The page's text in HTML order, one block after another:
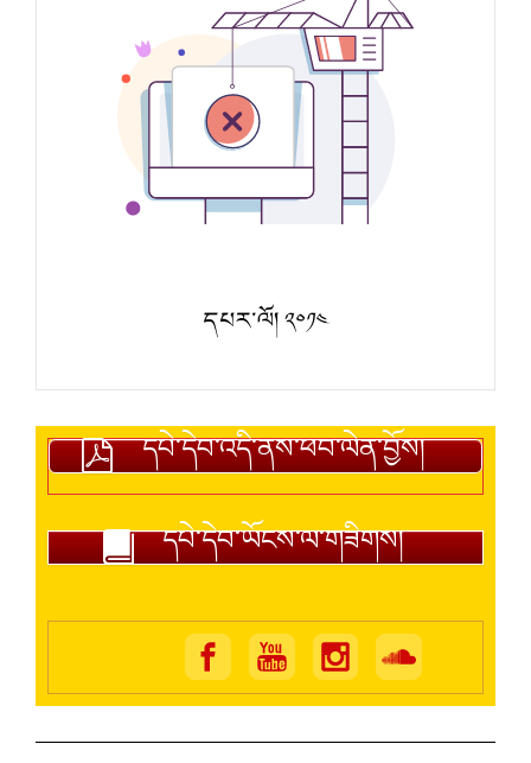
དཔར་ལོ། ༢༠༡༤
དཔེ་དེབ་འདི་ནས་ཕབ་ལེན་བྱོས།
དཔེ་དེབ་ཡོངས་ལ་གཟིགས།